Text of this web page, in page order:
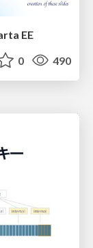
EE
0 490